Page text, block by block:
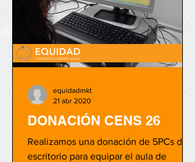
DONACIÓN CENS 26
Realizamos una donación de 5PCs de
escritorio para equipar el aula de
equidadmkt
21 abr 2020